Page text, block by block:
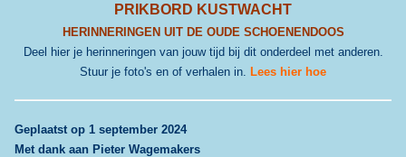
PRIKBORD KUSTWACHT
HERINNERINGEN UIT DE OUDE SCHOENENDOOS
Deel hier je herinneringen van jouw tijd bij dit onderdeel met anderen.
Stuur je foto's en of verhalen in.
Lees hier hoe
Geplaatst op 1 september 2024
Met dank aan Pieter Wagemakers